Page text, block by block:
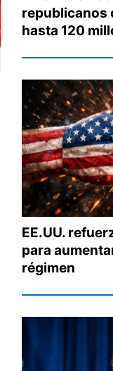
republicanos
hasta 120
EE.UU.
para
régimen